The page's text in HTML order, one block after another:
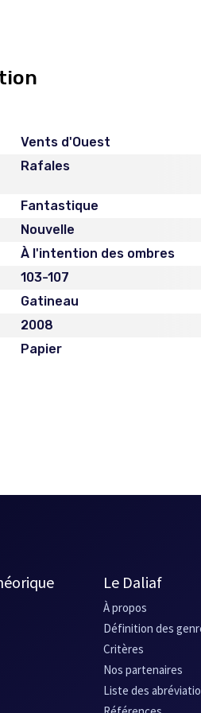
Vents d'Ouest
Rafales
Fantastique
Nouvelle
À l'intention des ombres
103-107
Gatineau
2008
Papier
Le Daliaf
À propos
Définition des
Critères
Nos partenaires
Liste des